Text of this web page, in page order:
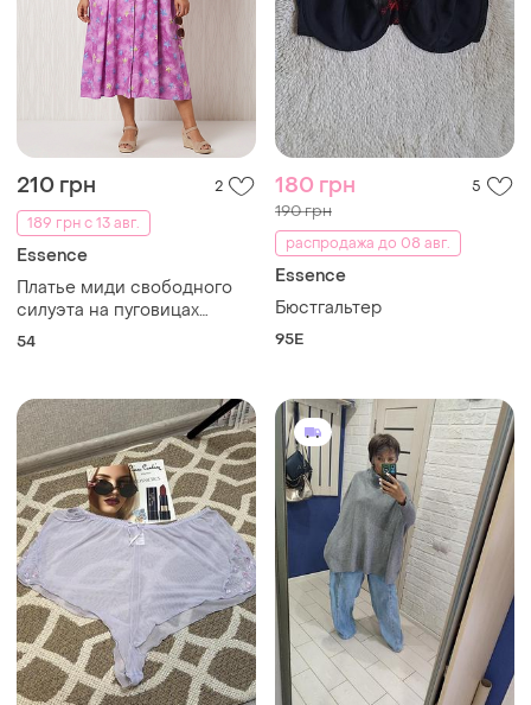
210 грн
2
189 грн с 13 авг.
Essence
Платье миди свободного
силуэта на пуговицах
большой размер.
54
180 грн 5
190 грн
распродажа до 08 авг.
Essence
Бюстгальтер
95E